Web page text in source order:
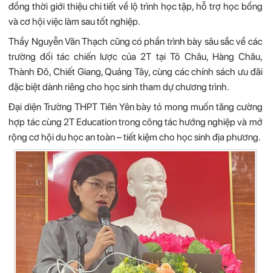
đồng thời giới thiệu chi tiết về lộ trình học tập, hỗ trợ học bổng
và cơ hội việc làm sau tốt nghiệp.
Thầy Nguyễn Văn Thạch cũng có phần trình bày sâu sắc về các
trường đối tác chiến lược của 2T tại Tô Châu, Hàng Châu,
Thành Đô, Chiết Giang, Quảng Tây, cùng các chính sách ưu đãi
đặc biệt dành riêng cho học sinh tham dự chương trình.
Đại diện Trường THPT Tiên Yên bày tỏ mong muốn tăng cường
hợp tác cùng 2T Education trong công tác hướng nghiệp và mở
rộng cơ hội du học an toàn – tiết kiệm cho học sinh địa phương.